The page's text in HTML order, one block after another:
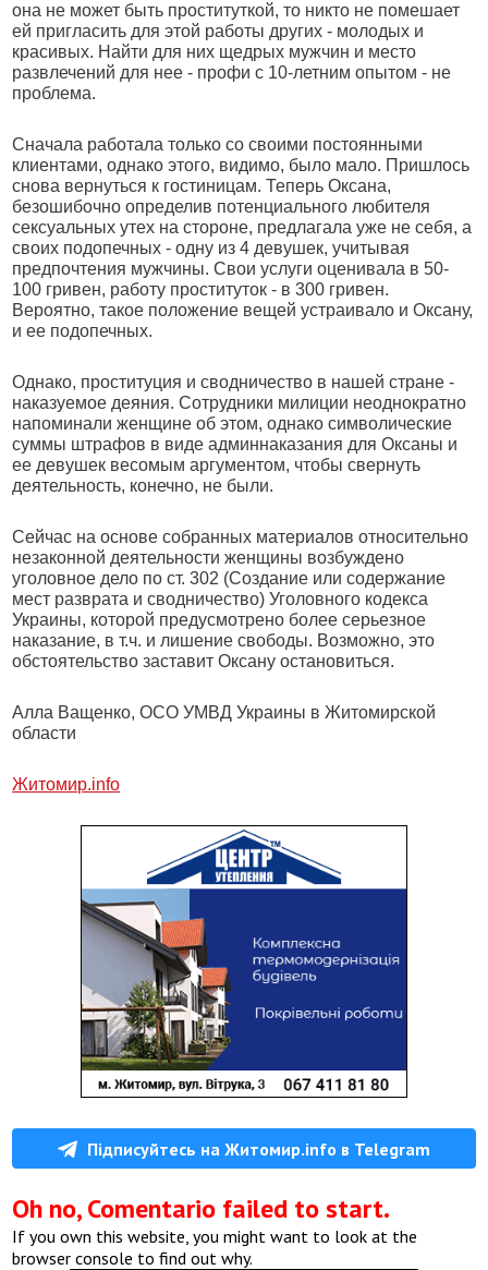
она не может быть проституткой, то никто не помешает
ей пригласить для этой работы других - молодых и
красивых. Найти для них щедрых мужчин и место
развлечений для нее - профи с 10-летним опытом - не
проблема.
Сначала работала только со своими постоянными
клиентами, однако этого, видимо, было мало. Пришлось
снова вернуться к гостиницам. Теперь Оксана,
безошибочно определив потенциального любителя
сексуальных утех на стороне, предлагала уже не себя, а
своих подопечных - одну из 4 девушек, учитывая
предпочтения мужчины. Свои услуги оценивала в 50-
100 гривен, работу проституток - в 300 гривен.
Вероятно, такое положение вещей устраивало и Оксану,
и ее подопечных.
Однако, проституция и сводничество в нашей стране -
наказуемое деяния. Сотрудники милиции неоднократно
напоминали женщине об этом, однако символические
суммы штрафов в виде админнаказания для Оксаны и
ее девушек весомым аргументом, чтобы свернуть
деятельность, конечно, не были.
Сейчас на основе собранных материалов относительно
незаконной деятельности женщины возбуждено
уголовное дело по ст. 302 (Создание или содержание
мест разврата и сводничество) Уголовного кодекса
Украины, которой предусмотрено более серьезное
наказание, в т.ч. и лишение свободы. Возможно, это
обстоятельство заставит Оксану остановиться.
Алла Ващенко, ОСО УМВД Украины в Житомирской
области
Житомир.info
Підписуйтесь на Житомир.info в Telegram
Oh no, Comentario failed to start.
If you own this website, you might want to look at the
browser console to find out why.